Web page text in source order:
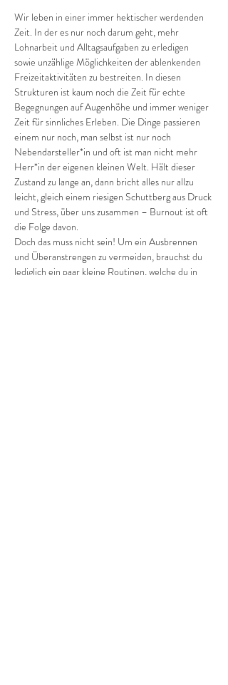
Wir leben in einer immer hektischer werdenden
Zeit. In der es nur noch darum geht, mehr
Lohnarbeit und Alltagsaufgaben zu erledigen
sowie unzählige Möglichkeiten der ablenkenden
Freizeitaktivitäten zu bestreiten. In diesen
Strukturen ist kaum noch die Zeit für echte
Begegnungen auf Augenhöhe und immer weniger
Zeit für sinnliches Erleben. Die Dinge passieren
einem nur noch, man selbst ist nur noch
Nebendarsteller*in und oft ist man nicht mehr
Herr*in der eigenen kleinen Welt. Hält dieser
Zustand zu lange an, dann bricht alles nur allzu
leicht, gleich einem riesigen Schuttberg aus Druck
und Stress, über uns zusammen – Burnout ist oft
die Folge davon.
Doch das muss nicht sein! Um ein Ausbrennen
und Überanstrengen zu vermeiden, brauchst du
lediglich ein paar kleine Routinen, welche du in